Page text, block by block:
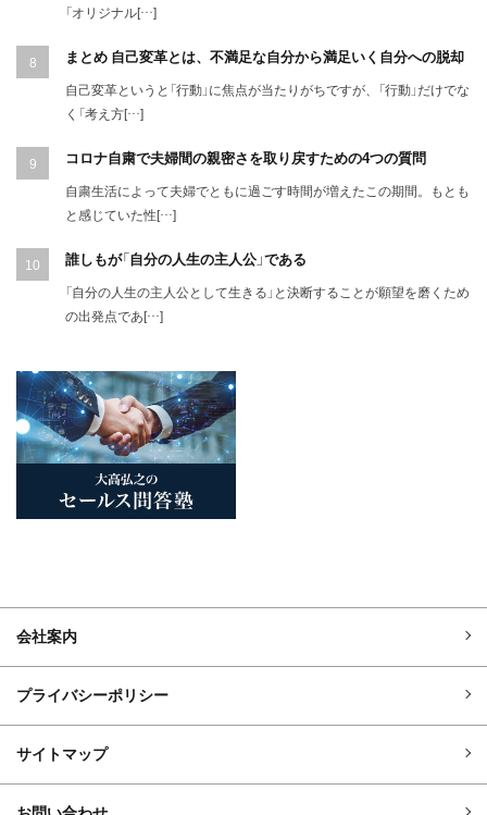
「オリジナル[…]
まとめ 自己変革とは、不満足な自分から満足いく自分への脱却
自己変革というと「行動」に焦点が当たりがちですが、「行動」だけでな
く「考え方[…]
コロナ自粛で夫婦間の親密さを取り戻すための4つの質問
自粛生活によって夫婦でともに過ごす時間が増えたこの期間。もとも
と感じていた性[…]
誰しもが「自分の人生の主人公」である
「自分の人生の主人公として生きる」と決断することが願望を磨くため
の出発点であ[…]
会社案内
プライバシーポリシー
サイトマップ